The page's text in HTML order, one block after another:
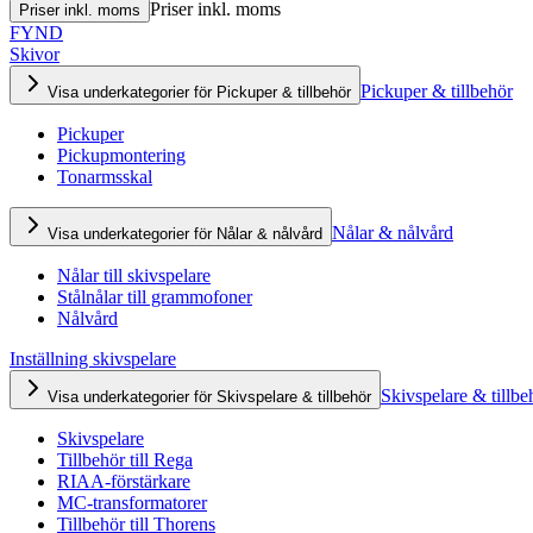
Priser inkl. moms Priser inkl. moms
FYND
Skivor
Visa underkategorier för Pickuper & tillbehör Pickuper & tillbehör
Pickuper
Pickupmontering
Tonarmsskal
Visa underkategorier för Nålar & nålvård Nålar & nålvård
Nålar till skivspelare
Stålnålar till grammofoner
Nålvård
Inställning skivspelare
Visa underkategorier för Skivspelare & tillbehör Skivspelare &
Skivspelare
Tillbehör till Rega
RIAA-förstärkare
MC-transformatorer
Tillbehör till Thorens